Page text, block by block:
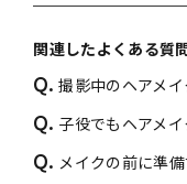
関連したよくある質問
Q. 撮影中のヘアメ
Q. 子役でもヘアメ
Q. メイクの前に準